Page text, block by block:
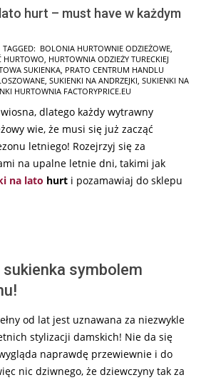
hurt – must have w każdym
TAGGED: BOLONIA HURTOWNIE ODZIEŻOWE
HURTOWO HURTOWNIA ODZIEŻY TURECKIEJ
SUKIENKA PRATO CENTRUM HANDLU
SUKIENKI NA ANDRZEJKI SUKIENKI NA
HURTOWNIA FACTORYPRICE.EU
dlatego każdy wytrawny
wie, że musi się już zacząć
letniego! Rozejrzyj się za
na upalne letnie dni, takimi jak
na lato hurt i pozamawiaj do sklepu
sukienka symbolem
od lat jest uznawana za niezwykle
stylizacji damskich! Nie da się
naprawdę przewiewnie i do
nic dziwnego, że dziewczyny tak za